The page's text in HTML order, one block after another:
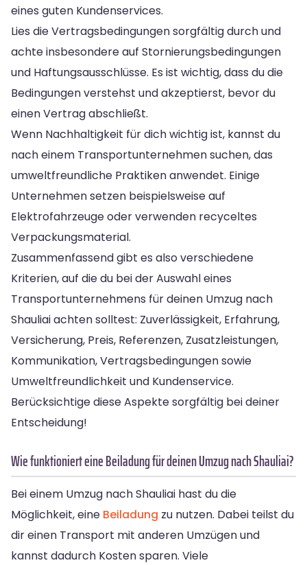
eines guten Kundenservices.
Lies die Vertragsbedingungen sorgfältig durch und
achte insbesondere auf Stornierungsbedingungen
und Haftungsausschlüsse. Es ist wichtig, dass du die
Bedingungen verstehst und akzeptierst, bevor du
einen Vertrag abschließt.
Wenn Nachhaltigkeit für dich wichtig ist, kannst du
nach einem Transportunternehmen suchen, das
umweltfreundliche Praktiken anwendet. Einige
Unternehmen setzen beispielsweise auf
Elektrofahrzeuge oder verwenden recyceltes
Verpackungsmaterial.
Zusammenfassend gibt es also verschiedene
Kriterien, auf die du bei der Auswahl eines
Transportunternehmens für deinen Umzug nach
Shauliai achten solltest: Zuverlässigkeit, Erfahrung,
Versicherung, Preis, Referenzen, Zusatzleistungen,
Kommunikation, Vertragsbedingungen sowie
Umweltfreundlichkeit und Kundenservice.
Berücksichtige diese Aspekte sorgfältig bei deiner
Entscheidung!
Wie funktioniert eine Beiladung für deinen Umzug nach Shauliai?
Bei einem Umzug nach Shauliai hast du die
Möglichkeit, eine Beiladung zu nutzen. Dabei teilst du
dir einen Transport mit anderen Umzügen und
kannst dadurch Kosten sparen. Viele